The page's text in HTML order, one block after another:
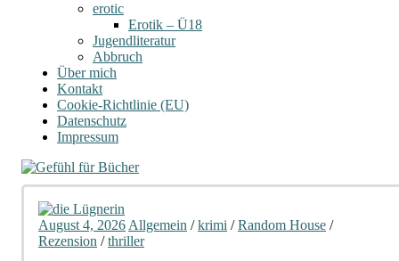
erotic
Erotik – Ü18
Jugendliteratur
Abbruch
Über mich
Kontakt
Cookie-Richtlinie (EU)
Datenschutz
Impressum
August 4, 2026 Allgemein /krimi /Random House /
Rezension /thriller